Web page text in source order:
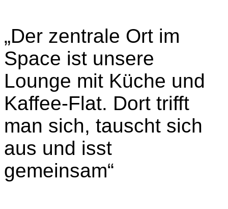
„Der zentrale Ort im
Space ist unsere
Lounge mit Küche und
Kaffee-Flat. Dort trifft
man sich, tauscht sich
aus und isst
gemeinsam“